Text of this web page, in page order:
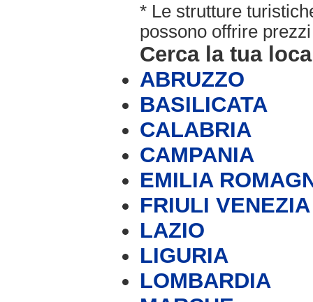
* Le strutture
possono offrire
Cerca la tua
ABRUZZO
BASILICATA
CALABRIA
CAMPANIA
EMILIA
FRIULI
LAZIO
LIGURIA
LOMBARDIA